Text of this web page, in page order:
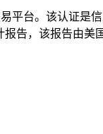
平台。该认证是
告，该报告由